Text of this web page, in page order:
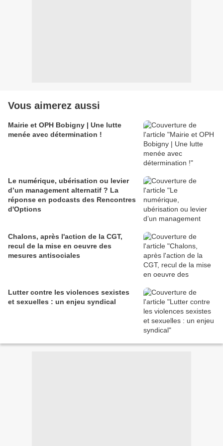
Vous aimerez aussi
Mairie et OPH Bobigny | Une lutte
menée avec détermination !
Le numérique, ubérisation ou levier
d’un management alternatif ? La
réponse en podcasts des Rencontres
d'Options
Chalons, après l'action de la CGT,
recul de la mise en oeuvre des
mesures antisociales
Lutter contre les violences sexistes
et sexuelles : un enjeu syndical